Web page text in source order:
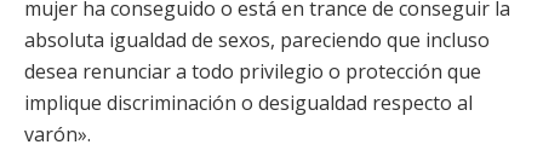
mujer ha conseguido o está en trance de conseguir la
absoluta igualdad de sexos, pareciendo que incluso
desea renunciar a todo privilegio o protección que
implique discriminación o desigualdad respecto al
varón».